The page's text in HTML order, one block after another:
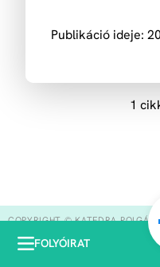
FOLYÓIRAT
Publikáció ideje:
1
COPYRIGHT © KATEDRA